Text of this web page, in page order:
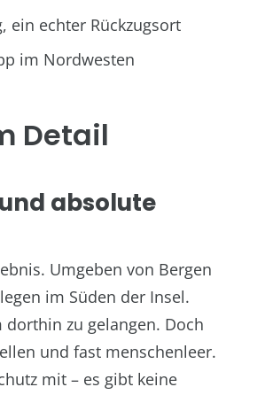
ein echter Rückzugsort
im Nordwesten
Detail
absolute
Umgeben von Bergen
im Süden der Insel.
zu gelangen. Doch
und fast menschenleer.
mit – es gibt keine